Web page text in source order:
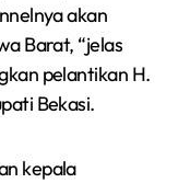
akan
Barat, “jelas
pelantikan H.
Bekasi.
kepala